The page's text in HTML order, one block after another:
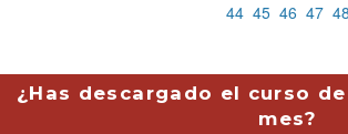
44 45 46 47 48
¿Has descargado el curso
mes?